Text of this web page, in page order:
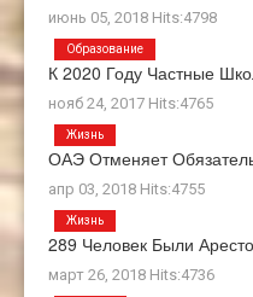
июнь 05, 2018 Hits:4798
К 2020 Году Частные
нояб 24, 2017 Hits:4765
Образование
ОАЭ Отменяет
апр 03, 2018 Hits:4755
Жизнь
289 Человек Были
март 26, 2018 Hits:4736
Жизнь